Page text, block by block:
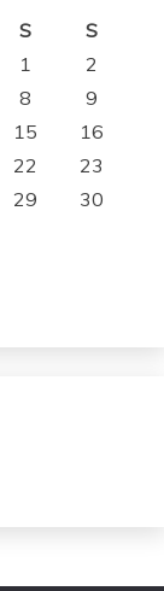
S
S
1
2
8
9
15
16
22
23
29
30